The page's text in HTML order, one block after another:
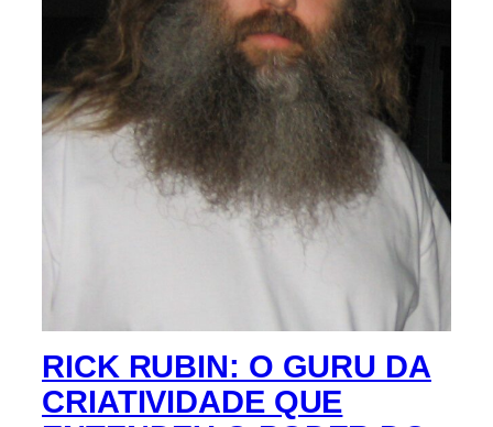
RICK RUBIN: O GURU DA
CRIATIVIDADE QUE